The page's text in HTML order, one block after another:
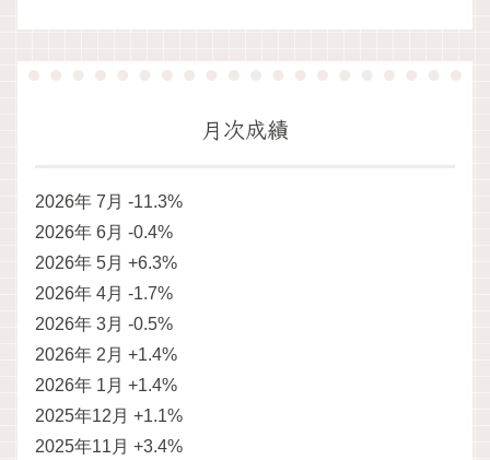
月次成績
2026年 7月 -11.3%
2026年 6月 -0.4%
2026年 5月 +6.3%
2026年 4月 -1.7%
2026年 3月 -0.5%
2026年 2月 +1.4%
2026年 1月 +1.4%
2025年12月 +1.1%
2025年11月 +3.4%